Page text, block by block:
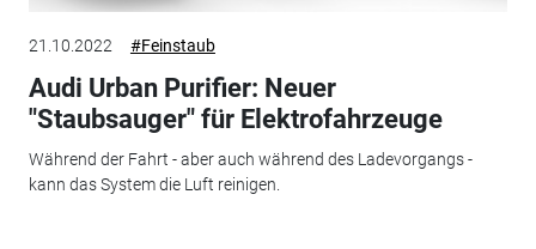
21.10.2022 #Feinstaub
Audi Urban Purifier: Neuer
"Staubsauger" für Elektrofahrzeuge
Während der Fahrt - aber auch während des Ladevorgangs -
kann das System die Luft reinigen.